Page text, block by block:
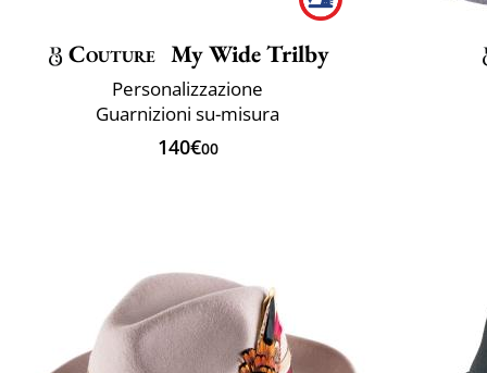
Couture My Wide Trilby
Personalizzazione
Guarnizioni su-misura
140€00